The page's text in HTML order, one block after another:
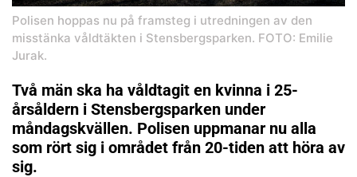
Polisen hoppas nu på framsteg i utredningen av den
misstänka våldtäkten i Stensbergsparken. FOTO: Emilie
Jurak.
Två män ska ha våldtagit en kvinna i 25-
årsåldern i Stensbergsparken under
måndagskvällen. Polisen uppmanar nu alla
som rört sig i området från 20-tiden att höra av
sig.